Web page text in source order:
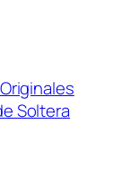
Soltera